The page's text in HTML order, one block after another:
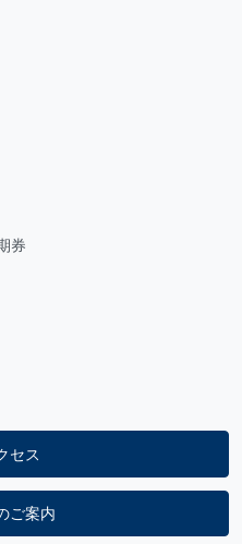
券
セス
ご案内